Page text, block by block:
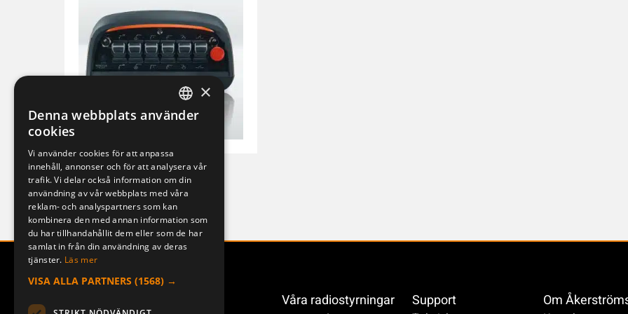
T-RX200P
92e31faa752e
Våra radiostyrningar
Support Om
SWEDISH
DEUTSCH
×
Denna webbplats använder
cookies
Vi använder cookies för att anpassa
innehåll, annonser och för att analysera vår
trafik. Vi delar också information om din
användning av vår webbplats med våra
reklam- och analyspartners som kan
kombinera den med annan information som
du har tillhandahållit dem eller som de har
samlat in från din användning av deras
tjänster. Läs mer
VISA ALLA PARTNERS (1568) →